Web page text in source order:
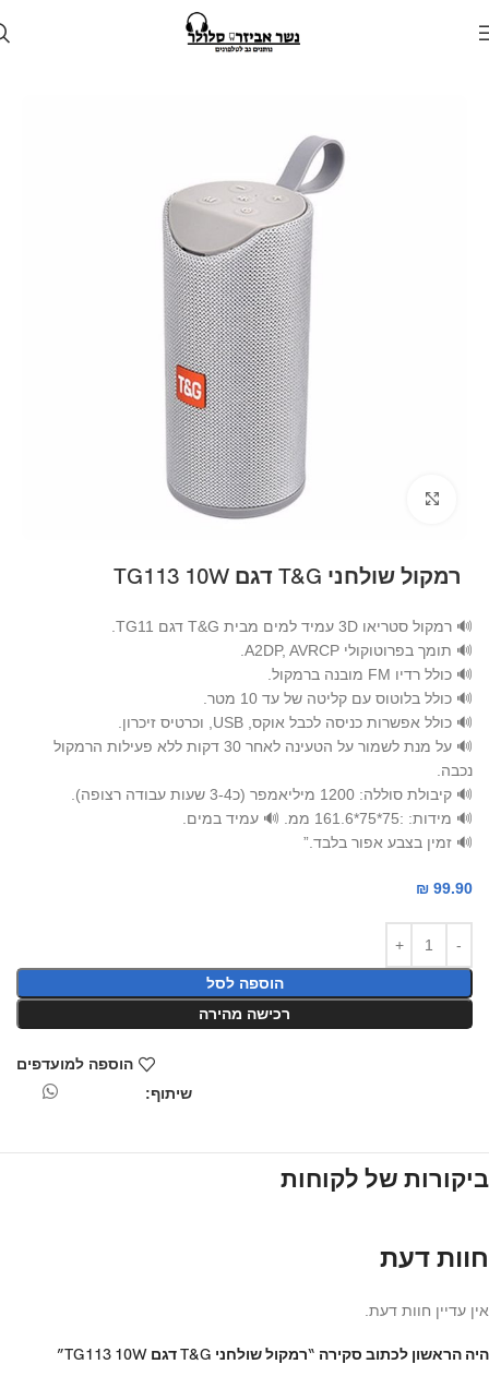
רמקול שולחני T&G דגם TG113 10W
🔊 רמקול סטריאו 3D עמיד למים מבית T&G דגם TG11.
🔊 תומך בפרוטוקולי A2DP, AVRCP.
🔊 כולל רדיו FM מובנה ברמקול.
🔊 כולל בלוטוס עם קליטה של עד 10 מטר.
🔊 כולל אפשרות כניסה לכבל אוקס, USB, וכרטיס זיכרון.
🔊 על מנת לשמור על הטעינה לאחר 30 דקות ללא פעילות הרמקול
נכבה.
🔊 קיבולת סוללה: 1200 מיליאמפר (כ3-4 שעות עבודה רצופה).
🔊 מידות: :75*75*161.6 ממ. 🔊 עמיד במים.
🔊 זמין בצבע אפור בלבד.”
₪ 99.90
הוספה לסל
רכישה מהירה
הוספה למועדפים
שיתוף:
ביקורות של לקוחות
חוות דעת
אין עדיין חוות דעת.
היה הראשון לכתוב סקירה “רמקול שולחני T&G דגם TG113 10W”